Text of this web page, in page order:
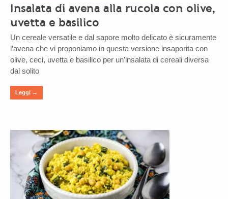
Insalata di avena alla rucola con olive,
uvetta e basilico
Un cereale versatile e dal sapore molto delicato è sicuramente
l’avena che vi proponiamo in questa versione insaporita con
olive, ceci, uvetta e basilico per un’insalata di cereali diversa
dal solito
Leggi →